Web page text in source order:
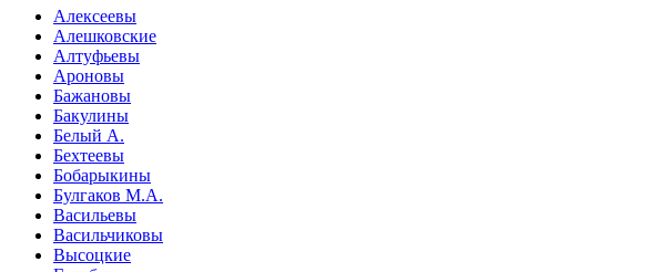
Алексеевы
Алешковские
Алтуфьевы
Ароновы
Бажановы
Бакулины
Белый А.
Бехтеевы
Бобарыкины
Булгаков М.А.
Васильевы
Васильчиковы
Высоцкие